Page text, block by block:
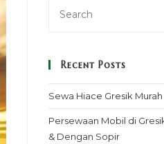
Recent Posts
Sewa Hiace Gresik
Persewaan Mobil di
& Dengan Sopir